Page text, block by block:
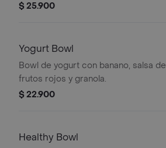
$ 25.900
Yogurt Bowl
Bowl de yogurt con banano, salsa de
frutos rojos y granola.
$ 22.900
Healthy Bowl